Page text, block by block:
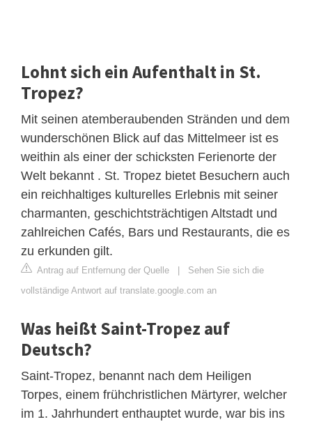
Lohnt sich ein Aufenthalt in St.
Tropez?
Mit seinen atemberaubenden Stränden und dem
wunderschönen Blick auf das Mittelmeer ist es
weithin als einer der schicksten Ferienorte der
Welt bekannt . St. Tropez bietet Besuchern auch
ein reichhaltiges kulturelles Erlebnis mit seiner
charmanten, geschichtsträchtigen Altstadt und
zahlreichen Cafés, Bars und Restaurants, die es
zu erkunden gilt.
Antrag auf Entfernung der Quelle | Sehen Sie sich die
vollständige Antwort auf translate.google.com an
Was heißt Saint-Tropez auf
Deutsch?
Saint-Tropez, benannt nach dem Heiligen
Torpes, einem frühchristlichen Märtyrer, welcher
im 1. Jahrhundert enthauptet wurde, war bis ins